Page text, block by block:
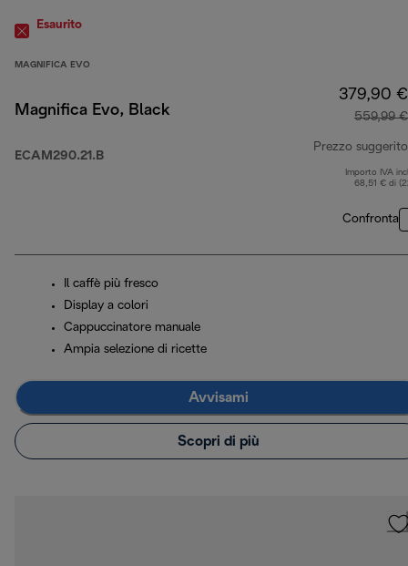
Esaurito
MAGNIFICA EVO
Magnifica Evo, Black
ECAM290.21.B
379,90 €
559,99 €
Prezzo suggerito
Importo IVA
68,51 € di
Confronta
Il caffè più fresco
Display a colori
Cappuccinatore manuale
Ampia selezione di ricette
Avvisami
Scopri di più